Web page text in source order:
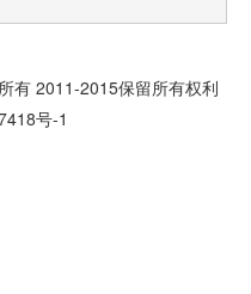
有 2011-2015保留所有权利
号-1